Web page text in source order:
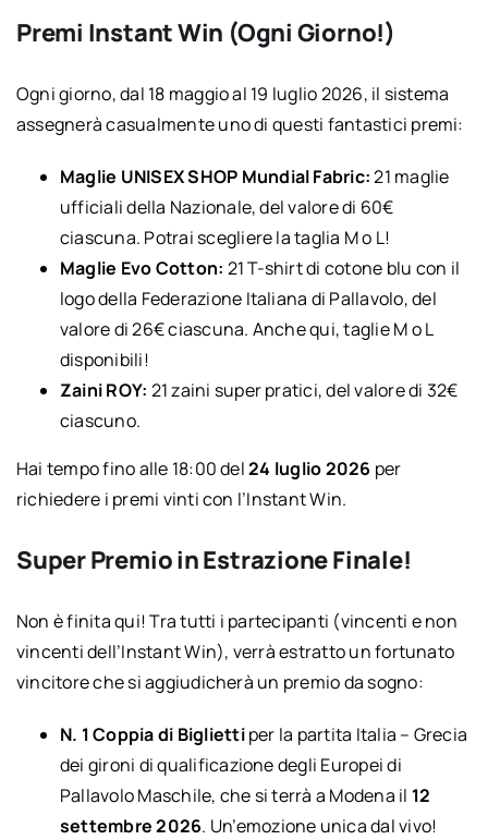
Premi Instant Win (Ogni Giorno!)
Ogni giorno, dal 18 maggio al 19 luglio 2026, il sistema
assegnerà casualmente uno di questi fantastici premi:
Maglie UNISEX SHOP Mundial Fabric:21 maglie
ufficiali della Nazionale, del valore di 60€
ciascuna. Potrai scegliere la taglia M o L!
Maglie Evo Cotton: 21 T-shirt di cotone blu con il
logo della Federazione Italiana di Pallavolo, del
valore di 26€ ciascuna. Anche qui, taglie M o L
disponibili!
Zaini ROY: 21 zaini super pratici, del valore di 32€
ciascuno.
Hai tempo fino alle 18:00 del24 luglio 2026 per
richiedere i premi vinti con l’Instant Win.
Super Premio in Estrazione Finale!
Non è finita qui! Tra tutti i partecipanti (vincenti e non
vincenti dell’Instant Win), verrà estratto un fortunato
vincitore che si aggiudicherà un premio da sogno:
N. 1 Coppia di Bigliettiper la partita Italia – Grecia
dei gironi di qualificazione degli Europei di
Pallavolo Maschile, che si terrà a Modena il 12
settembre 2026. Un’emozione unica dal vivo!